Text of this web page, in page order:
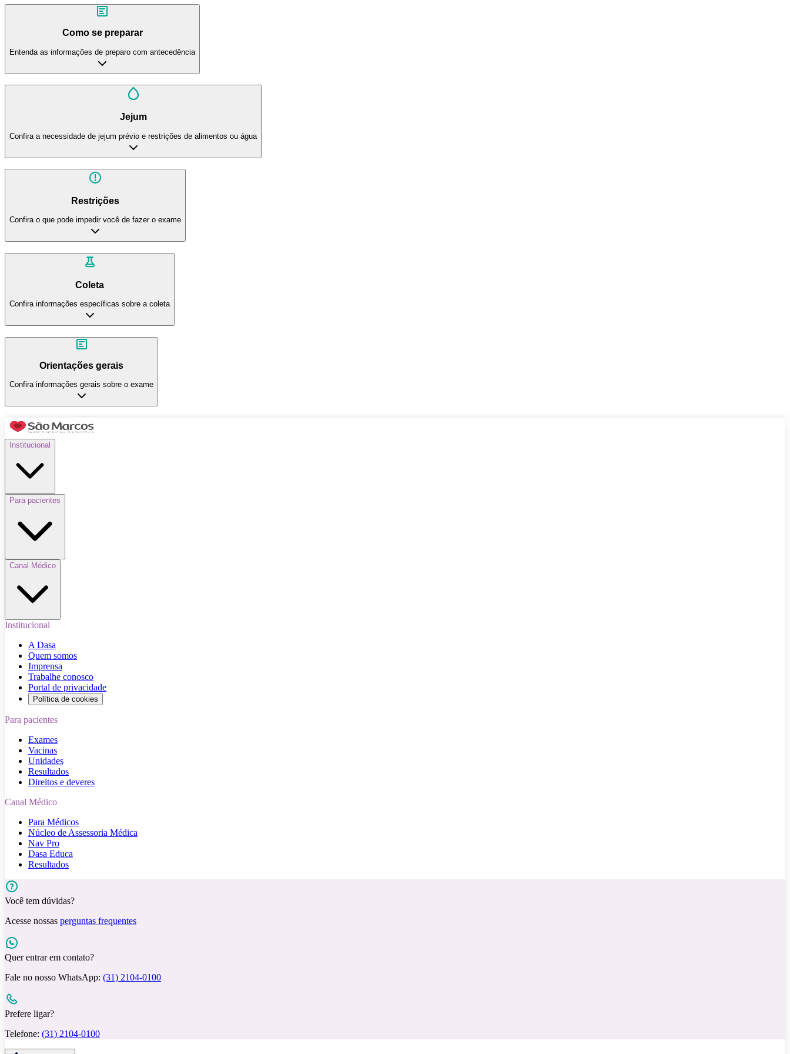
Como se preparar
Entenda as informações de preparo com antecedência
Jejum
Confira a necessidade de jejum prévio e restrições de alimentos ou água
Restrições
Confira o que pode impedir você de fazer o exame
Coleta
Confira informações específicas sobre a coleta
Orientações gerais
Confira informações gerais sobre o exame
Institucional
Para pacientes
Canal Médico
Institucional
A Dasa
Quem somos
Imprensa
Trabalhe conosco
Portal de privacidade
Política de cookies
Para pacientes
Exames
Vacinas
Unidades
Resultados
Direitos e deveres
Canal Médico
Para Médicos
Núcleo de Assessoria Médica
Nav Pro
Dasa Educa
Resultados
Você tem dúvidas?
Acesse nossas perguntas frequentes
Quer entrar em contato?
Fale no nosso WhatsApp: (31) 2104-0100
Prefere ligar?
Telefone: (31) 2104-0100